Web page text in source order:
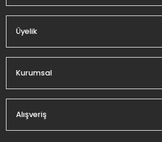
Üyelik
Kurumsal
Alışveriş